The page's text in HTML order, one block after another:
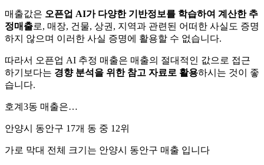
매출값은 오픈업 AI가 다양한 기반정보를 학습하여 계산한 추
정매출로, 매장, 건물, 상권, 지역과 관련된 어떠한 사실도 증명
하지 않으며 이러한 사실 증명에 활용할 수 없습니다.
따라서 오픈업 AI 추정 매출은 매출의 절대적인 값으로 접근
하기보다는 경향 분석을 위한 참고 자료로 활용하시는 것이 좋
습니다.
호계3동 매출은…
안양시 동안구 17개 동 중 12위
가로 막대 전체 크기는 안양시 동안구 매출 입니다